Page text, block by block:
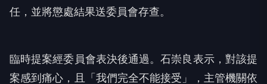
任，並將懲處結果送委員會存查。
臨時提案經委員會表決後通過。石崇良表示，對該提
案感到痛心，且「我們完全不能接受」，主管機關依